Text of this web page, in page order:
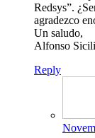
Redsys”.
agradezco
Un saludo,
Alfonso
Reply